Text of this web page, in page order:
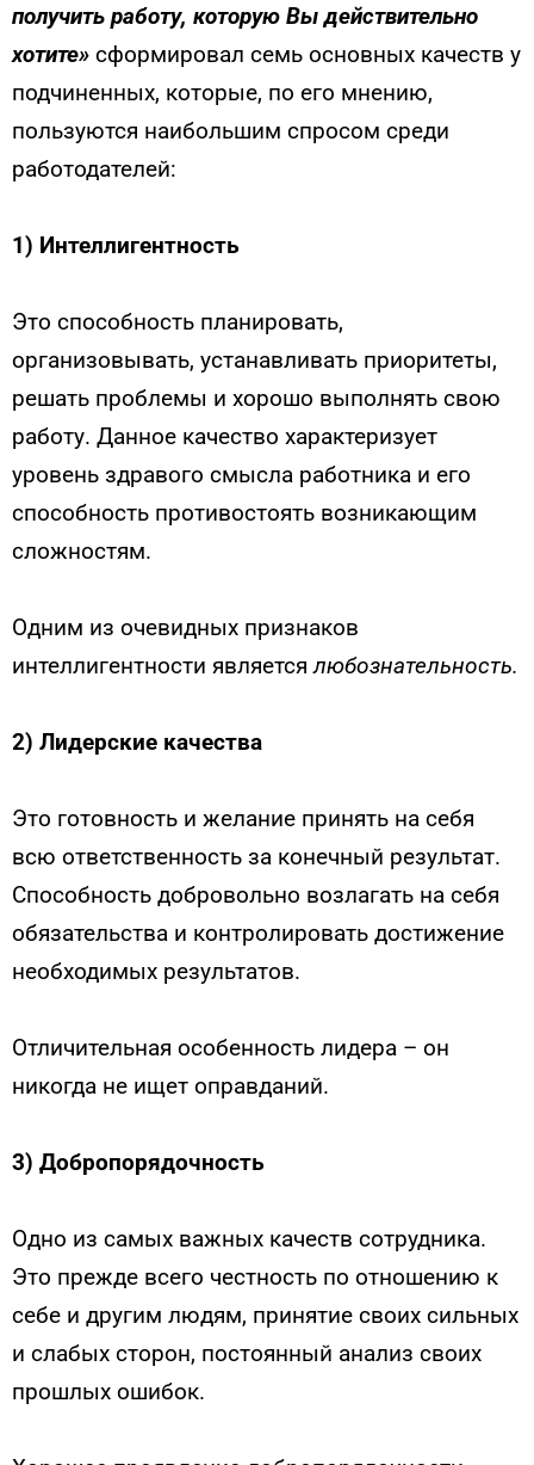
получить работу, которую Вы действительно
хотите» сформировал семь основных качеств у
подчиненных, которые, по его мнению,
пользуются наибольшим спросом среди
работодателей:
1) Интеллигентность
Это способность планировать,
организовывать, устанавливать приоритеты,
решать проблемы и хорошо выполнять свою
работу. Данное качество характеризует
уровень здравого смысла работника и его
способность противостоять возникающим
сложностям.
Одним из очевидных признаков
интеллигентности являетсялюбознательность.
2) Лидерские качества
Это готовность и желание принять на себя
всю ответственность за конечный результат.
Способность добровольно возлагать на себя
обязательства и контролировать достижение
необходимых результатов.
Отличительная особенность лидера – он
никогда не ищет оправданий.
3) Добропорядочность
Одно из самых важных качеств сотрудника.
Это прежде всего честность по отношению к
себе и другим людям, принятие своих сильных
и слабых сторон, постоянный анализ своих
прошлых ошибок.